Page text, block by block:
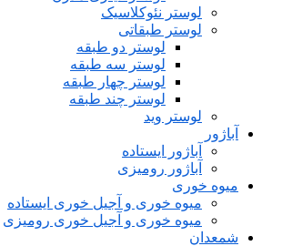
لوستر نئوکلاسیک
لوستر طبقاتی
لوستر دو طبقه
لوستر سه طبقه
لوستر چهار طبقه
لوستر چند طبقه
لوستر وید
آباژور
آباژور ایستاده
آباژور رومیزی
میوه خوری
میوه خوری و آجیل خوری ایستاده
میوه خوری و آجیل خوری رومیزی
شمعدان